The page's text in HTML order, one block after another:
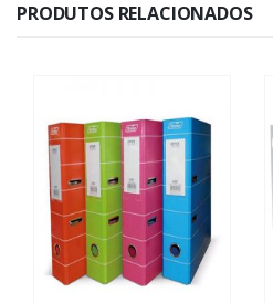
PRODUTOS RELACIONADOS